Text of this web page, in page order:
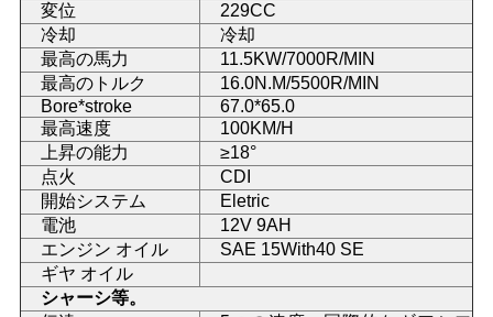
引
用
を
要
求
し
変位
229CC
冷却
冷却
最高の馬力
11.5KW/7000R/MIN
最高のトルク
16.0N.M/5500R/MIN
Bore*stroke
67.0*65.0
最高速度
100KM/H
上昇の能力
≥18°
点火
CDI
開始システム
Eletric
電池
12V 9AH
エンジン オイル
SAE 15With40 SE
ギヤ オイル
シャーシ等。